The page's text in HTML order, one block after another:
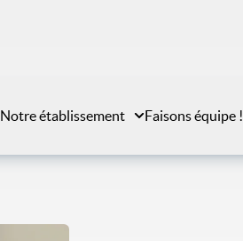
Notre établissement Faisons équipe !